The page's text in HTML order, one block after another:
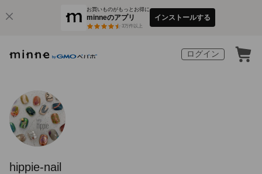
お買いものがもっとお得に
minneのアプリ
3万件以上
インストールする
ログイン
hippie-nail